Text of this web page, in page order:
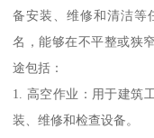
备安装、维修和清洁等
名，能够在不平整或狭
途包括：
1. 高空作业：用于建筑
装、维修和检查设备。